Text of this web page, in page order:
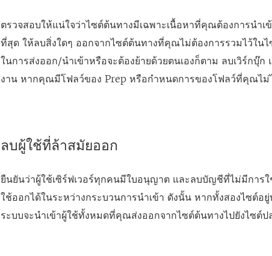
ตรวจสอบให้แน่ใจว่าไซต์ต้นทางมีเฉพาะเนื้อหาที่คุณต้องการนำ
ที่สุด ให้ลบสิ่งใดๆ ออกจากไซต์ต้นทางที่คุณไม่ต้องการรวมไว้ใน
ในการส่งออก/นำเข้าหรือจะต้องย้ายด้วยตนเองก็ตาม ลบเวิร์กบุ๊
งาน หากคุณมีโฟลว์ของ Prep หรือกำหนดการของโฟลว์ที่คุณไม่
ลบผู้ใช้ที่ล้าสมัยออก
ยืนยันว่าผู้ใช้เซิร์ฟเวอร์ทุกคนมีใบอนุญาต และลบบัญชีที่ไม่มีการ
ใช้ออกได้ในระหว่างกระบวนการนำเข้า ดังนั้น หากทั้งสองไซต์อ
ระบบจะนำเข้าผู้ใช้ทั้งหมดที่คุณส่งออกจากไซต์ต้นทางไปยังไซต์ป